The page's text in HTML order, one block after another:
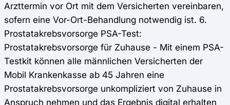
Arzttermin vor Ort mit dem Versicherten vereinbaren,
sofern eine Vor-Ort-Behandlung notwendig ist. 6.
Prostatakrebsvorsorge PSA-Test:
Prostatakrebsvorsorge für Zuhause - Mit einem PSA-
Testkit können alle männlichen Versicherten der
Mobil Krankenkasse ab 45 Jahren eine
Prostatakrebsvorsorge unkompliziert von Zuhause in
Anspruch nehmen und das Ergebnis digital erhalten